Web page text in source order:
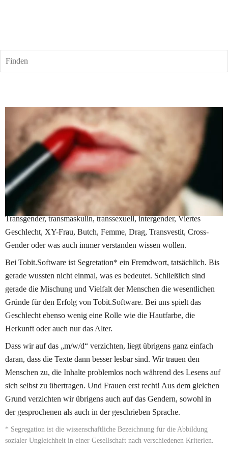
Finden
„Let's talk about sex, Tobit“
Willkommen bei Tobit, liebe Frauen und Männer! Und all die, die
sich eher als androgyner Mensch, androgyn, bigender weiblich,
gender variabel, genderqueer, intersexuell männlich, Mann zu Frau,
weder noch, geschlechtslos, nicht-binär, transweiblich,
transmännlich, Transmann, Transmensch, Transfrau, transfeminin,
Transgender, transmaskulin, transsexuell, intergender, Viertes
Geschlecht, XY-Frau, Butch, Femme, Drag, Transvestit, Cross-
Gender oder was auch immer verstanden wissen wollen.
Bei Tobit.Software ist Segretation* ein Fremdwort, tatsächlich. Bis
gerade wussten nicht einmal, was es bedeutet. Schließlich sind
gerade die Mischung und Vielfalt der Menschen die wesentlichen
Gründe für den Erfolg von Tobit.Software. Bei uns spielt das
Geschlecht ebenso wenig eine Rolle wie die Hautfarbe, die
Herkunft oder auch nur das Alter.
Dass wir auf das „m/w/d“ verzichten, liegt übrigens ganz einfach
daran, dass die Texte dann besser lesbar sind. Wir trauen den
Menschen zu, die Inhalte problemlos noch während des Lesens auf
sich selbst zu übertragen. Und Frauen erst recht! Aus dem gleichen
Grund verzichten wir übrigens auch auf das Gendern, sowohl in
der gesprochenen als auch in der geschrieben Sprache.
* Segregation ist die wissenschaftliche Bezeichnung für die Abbildung
sozialer Ungleichheit in einer Gesellschaft nach verschiedenen Kriterien.